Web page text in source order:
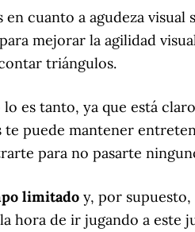
cuanto a agudeza
mejorar la agilidad
triángulos.
es tanto, ya que está
te puede mantener
para no pasarte
limitado y, por
hora de ir jugando a